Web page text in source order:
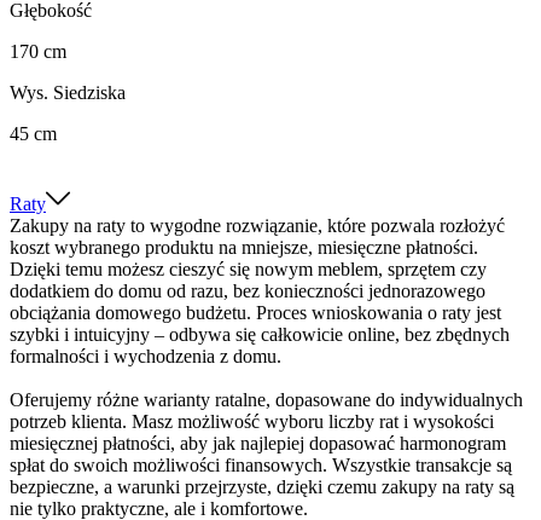
Głębokość
170 cm
Wys. Siedziska
45 cm
Raty
Zakupy na raty to wygodne rozwiązanie, które pozwala rozłożyć
koszt wybranego produktu na mniejsze, miesięczne płatności.
Dzięki temu możesz cieszyć się nowym meblem, sprzętem czy
dodatkiem do domu od razu, bez konieczności jednorazowego
obciążania domowego budżetu. Proces wnioskowania o raty jest
szybki i intuicyjny – odbywa się całkowicie online, bez zbędnych
formalności i wychodzenia z domu.
Oferujemy różne warianty ratalne, dopasowane do indywidualnych
potrzeb klienta. Masz możliwość wyboru liczby rat i wysokości
miesięcznej płatności, aby jak najlepiej dopasować harmonogram
spłat do swoich możliwości finansowych. Wszystkie transakcje są
bezpieczne, a warunki przejrzyste, dzięki czemu zakupy na raty są
nie tylko praktyczne, ale i komfortowe.